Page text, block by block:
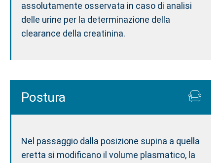
assolutamente osservata in caso di analisi
delle urine per la determinazione della
clearance della creatinina.
Postura
Nel passaggio dalla posizione supina a quella
eretta si modificano il volume plasmatico, la